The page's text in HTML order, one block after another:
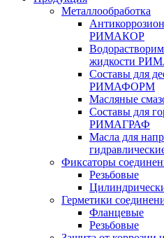
Металлообработка
РИМАКОР
жидкости
Составы для
РИМАФОРМ
Масляные
Составы для
РИМАГРАФ
Масла для
Фиксаторы
Резьбовые
Герметики
Фланцевые
Резьбовые